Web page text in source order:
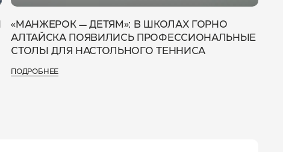
«МАНЖЕРОК — ДЕТЯМ»: В ШКОЛАХ ГОРНО
АЛТАЙСКА ПОЯВИЛИСЬ ПРОФЕССИОНАЛЬНЫЕ
СТОЛЫ ДЛЯ НАСТОЛЬНОГО ТЕННИСА
ПОДРОБНЕЕ